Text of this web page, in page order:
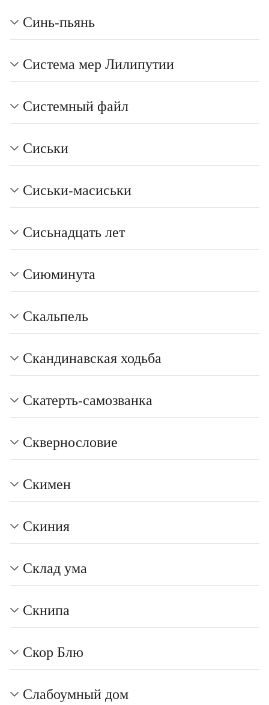
Синь-пьянь
Система мер Лилипутии
Системный файл
Сиськи
Сиськи-масиськи
Сисьнадцать лет
Сиюминута
Скальпель
Скандинавская ходьба
Скатерть-самозванка
Сквернословие
Скимен
Скиния
Склад ума
Скнипа
Скор Блю
Слабоумный дом